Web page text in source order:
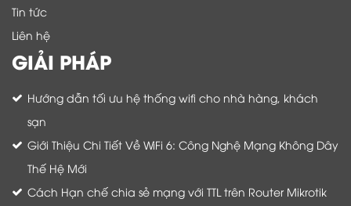
Tin tức
Liên hệ
GIẢI PHÁP
Hướng dẫn tối ưu hệ thống wifi cho nhà hàng, khách
sạn
Giới Thiệu Chi Tiết Về WiFi 6: Công Nghệ Mạng Không Dây
Thế Hệ Mới
Cách Hạn chế chia sẻ mạng với TTL trên Router Mikrotik